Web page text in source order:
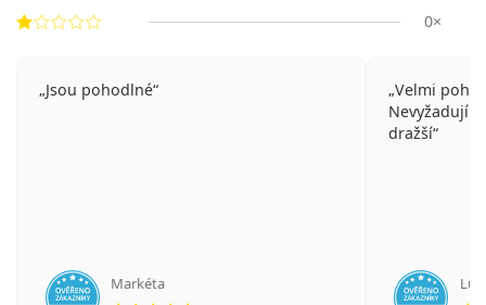
0×
Jsou pohodlné
Markéta
Velmi
Nevyžadují
dražší
Luk